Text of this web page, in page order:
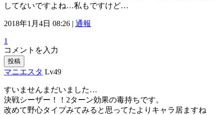
してないですよね…私もですけど…
2018年1月4日 08:26 | 通報
1
コメントを入力
投稿
マニエスタ Lv49
すいませんまだいました…
決戦シーザー！！2ターン効果の毒持ちです。
改めて野心タイプみてみると思ってたよりキャラ居ますね